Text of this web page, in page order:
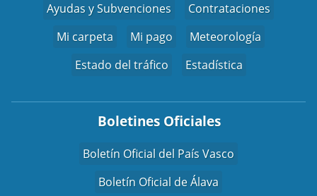
Ayudas y Subvenciones
Contrataciones
Mi carpeta
Mi pago
Meteorología
Estado del tráfico
Estadística
Boletines Oficiales
Boletín Oficial del País Vasco
Boletín Oficial de Álava